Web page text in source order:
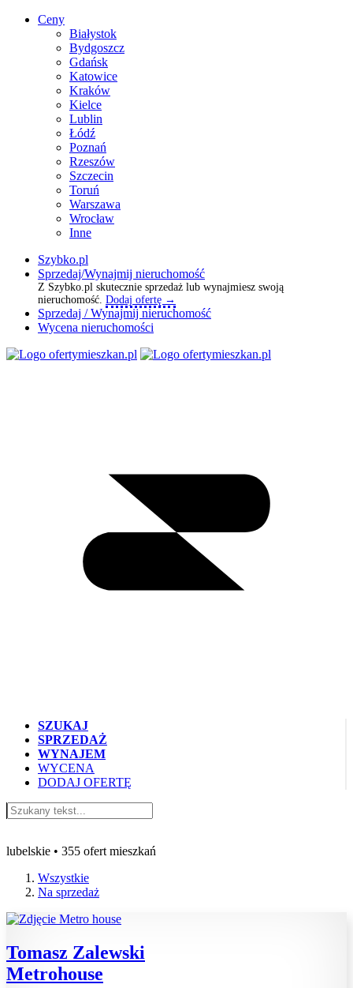
Ceny
Białystok
Bydgoszcz
Gdańsk
Katowice
Kraków
Kielce
Lublin
Łódź
Poznań
Rzeszów
Szczecin
Toruń
Warszawa
Wrocław
Inne
Szybko.pl
Sprzedaj/Wynajmij nieruchomość
Z Szybko.pl skutecznie sprzedaż lub wynajmiesz swoją
nieruchomość. Dodaj ofertę →
Sprzedaj / Wynajmij nieruchomość
Wycena nieruchomości
SZUKAJ
SPRZEDAŻ
WYNAJEM
WYCENA
DODAJ OFERTĘ
lubelskie • 355 ofert mieszkań
Wszystkie
Na sprzedaż
Tomasz Zalewski
Metrohouse